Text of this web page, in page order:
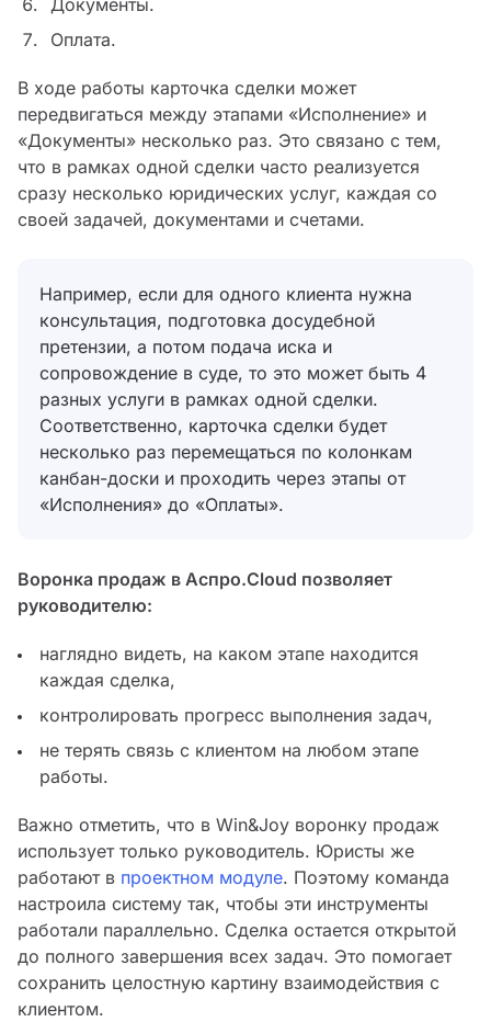
Документы.
Оплата.
В ходе работы карточка сделки может
передвигаться между этапами «Исполнение» и
«Документы» несколько раз. Это связано с тем,
что в рамках одной сделки часто реализуется
сразу несколько юридических услуг, каждая со
своей задачей, документами и счетами.
Например, если для одного клиента нужна
консультация, подготовка досудебной
претензии, а потом подача иска и
сопровождение в суде, то это может быть 4
разных услуги в рамках одной сделки.
Соответственно, карточка сделки будет
несколько раз перемещаться по колонкам
канбан-доски и проходить через этапы от
«Исполнения» до «Оплаты».
Воронка продаж в Аспро.Cloud позволяет
руководителю:
наглядно видеть, на каком этапе находится
каждая сделка,
контролировать прогресс выполнения задач,
не терять связь с клиентом на любом этапе
работы.
Важно отметить, что в Win&Joy воронку продаж
использует только руководитель. Юристы же
работают в проектном модуле. Поэтому команда
настроила систему так, чтобы эти инструменты
работали параллельно. Сделка остается открытой
до полного завершения всех задач. Это помогает
сохранить целостную картину взаимодействия с
клиентом.